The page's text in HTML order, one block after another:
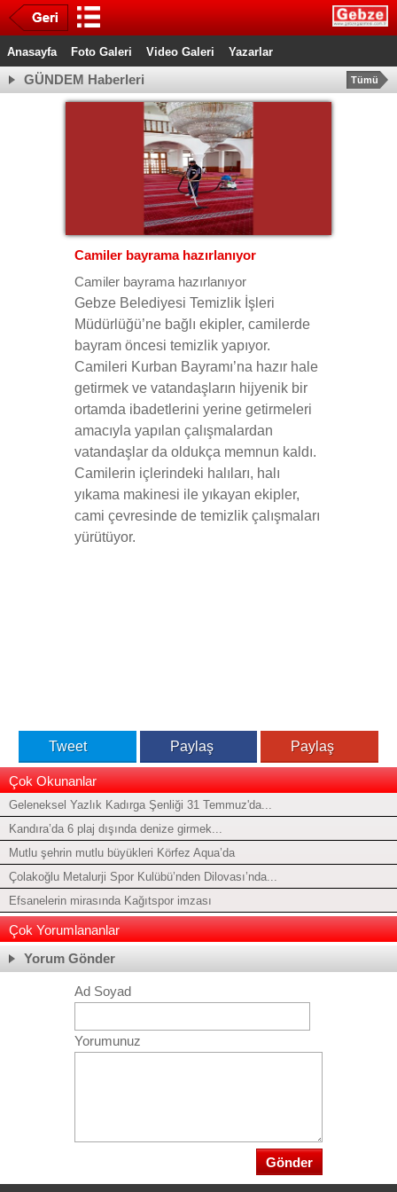
Anasayfa Foto Galeri Video Galeri Yazarlar
GÜNDEM Haberleri Tümü
Camiler bayrama hazırlanıyor
Camiler bayrama hazırlanıyor
Gebze Belediyesi Temizlik İşleri
Müdürlüğü’ne bağlı ekipler, camilerde
bayram öncesi temizlik yapıyor.
Camileri Kurban Bayramı’na hazır hale
getirmek ve vatandaşların hijyenik bir
ortamda ibadetlerini yerine getirmeleri
amacıyla yapılan çalışmalardan
vatandaşlar da oldukça memnun kaldı.
Camilerin içlerindeki halıları, halı
yıkama makinesi ile yıkayan ekipler,
cami çevresinde de temizlik çalışmaları
yürütüyor.
Tweet Paylaş Paylaş
Çok Okunanlar
Geleneksel Yazlık Kadırga Şenliği 31 Temmuz'da...
Kandıra’da 6 plaj dışında denize girmek...
Mutlu şehrin mutlu büyükleri Körfez Aqua’da
Çolakoğlu Metalurji Spor Kulübü’nden Dilovası’nda...
Efsanelerin mirasında Kağıtspor imzası
Çok Yorumlananlar
Yorum Gönder
Ad Soyad
Yorumunuz